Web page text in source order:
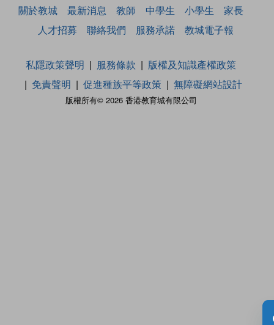
關於教城 最新消息 教師 中學生 小學生
家長
人才招募
聯絡我們 服務承諾 教城電子報
版權所有© 2026 香港教育城有限公司
私隱政策聲明 服務條款
版權及知識產權政策
免責聲明
促進種族平等政策 無障礙網站設計